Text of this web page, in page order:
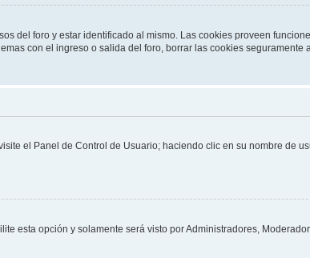
del foro y estar identificado al mismo. Las cookies proveen
con el ingreso o salida del foro, borrar las cookies seguramente
el Panel de Control de Usuario; haciendo clic en su nombre de
esta opción y solamente será visto por Administradores,